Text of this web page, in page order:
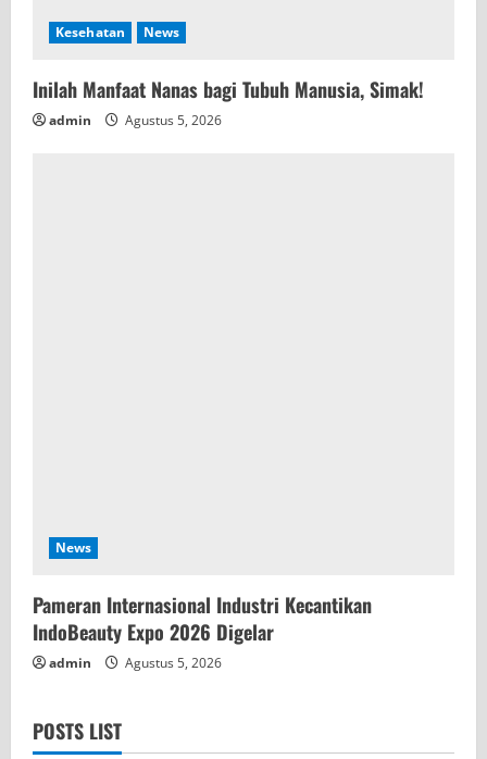
Kesehatan News
Inilah Manfaat Nanas bagi Tubuh Manusia, Simak!
admin Agustus 5, 2026
News
Pameran Internasional Industri Kecantikan
IndoBeauty Expo 2026 Digelar
admin Agustus 5, 2026
POSTS LIST